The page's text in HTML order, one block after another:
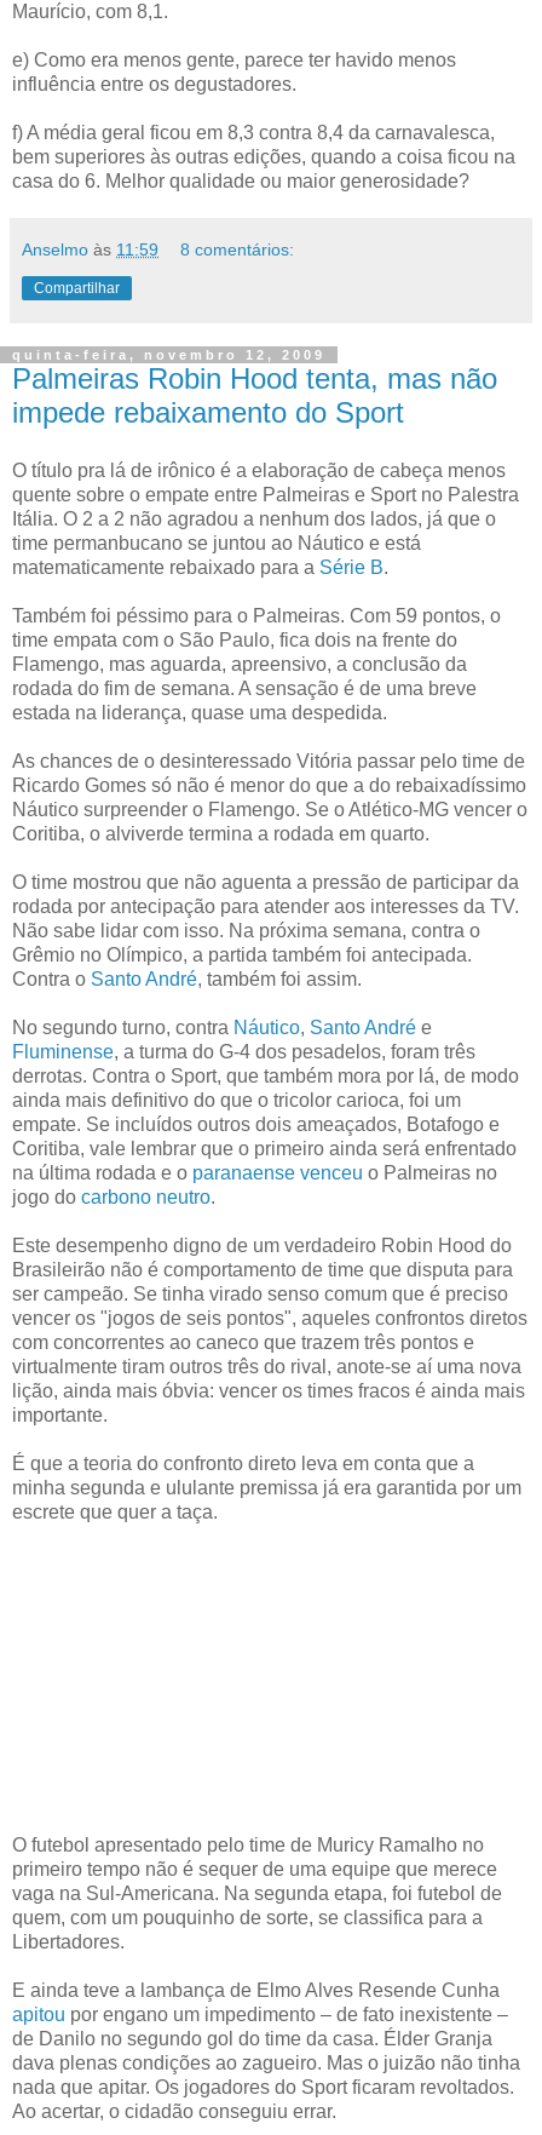
Maurício, com 8,1.
e) Como era menos gente, parece ter havido menos
influência entre os degustadores.
f) A média geral ficou em 8,3 contra 8,4 da carnavalesca,
bem superiores às outras edições, quando a coisa ficou na
casa do 6. Melhor qualidade ou maior generosidade?
Anselmo às 11:59 8 comentários:
Compartilhar
quinta-feira, novembro 12, 2009
Palmeiras Robin Hood tenta, mas não
impede rebaixamento do Sport
O título pra lá de irônico é a elaboração de cabeça menos
quente sobre o empate entre Palmeiras e Sport no Palestra
Itália. O 2 a 2 não agradou a nenhum dos lados, já que o
time permanbucano se juntou ao Náutico e está
matematicamente rebaixado para a Série B.
Também foi péssimo para o Palmeiras. Com 59 pontos, o
time empata com o São Paulo, fica dois na frente do
Flamengo, mas aguarda, apreensivo, a conclusão da
rodada do fim de semana. A sensação é de uma breve
estada na liderança, quase uma despedida.
As chances de o desinteressado Vitória passar pelo time de
Ricardo Gomes só não é menor do que a do rebaixadíssimo
Náutico surpreender o Flamengo. Se o Atlético-MG vencer o
Coritiba, o alviverde termina a rodada em quarto.
O time mostrou que não aguenta a pressão de participar da
rodada por antecipação para atender aos interesses da TV.
Não sabe lidar com isso. Na próxima semana, contra o
Grêmio no Olímpico, a partida também foi antecipada.
Contra o Santo André, também foi assim.
No segundo turno, contra Náutico, Santo André e
Fluminense, a turma do G-4 dos pesadelos, foram três
derrotas. Contra o Sport, que também mora por lá, de modo
ainda mais definitivo do que o tricolor carioca, foi um
empate. Se incluídos outros dois ameaçados, Botafogo e
Coritiba, vale lembrar que o primeiro ainda será enfrentado
na última rodada e o paranaense venceu o Palmeiras no
jogo do carbono neutro.
Este desempenho digno de um verdadeiro Robin Hood do
Brasileirão não é comportamento de time que disputa para
ser campeão. Se tinha virado senso comum que é preciso
vencer os "jogos de seis pontos", aqueles confrontos diretos
com concorrentes ao caneco que trazem três pontos e
virtualmente tiram outros três do rival, anote-se aí uma nova
lição, ainda mais óbvia: vencer os times fracos é ainda mais
importante.
É que a teoria do confronto direto leva em conta que a
minha segunda e ululante premissa já era garantida por um
escrete que quer a taça.
O futebol apresentado pelo time de Muricy Ramalho no
primeiro tempo não é sequer de uma equipe que merece
vaga na Sul-Americana. Na segunda etapa, foi futebol de
quem, com um pouquinho de sorte, se classifica para a
Libertadores.
E ainda teve a lambança de Elmo Alves Resende Cunha
apitou por engano um impedimento – de fato inexistente –
de Danilo no segundo gol do time da casa. Élder Granja
dava plenas condições ao zagueiro. Mas o juizão não tinha
nada que apitar. Os jogadores do Sport ficaram revoltados.
Ao acertar, o cidadão conseguiu errar.